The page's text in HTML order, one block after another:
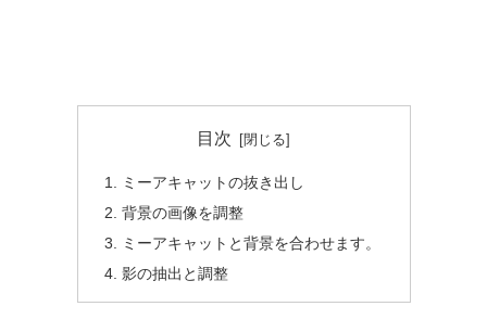
目次
ミーアキャットの抜き出し
背景の画像を調整
ミーアキャットと背景を合わせます。
影の抽出と調整